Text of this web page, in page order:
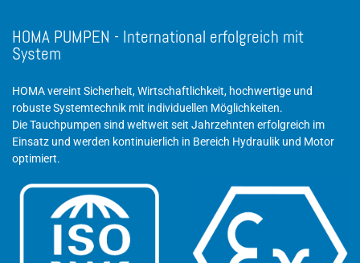
HOMA PUMPEN - International erfolgreich mit
System
HOMA vereint Sicherheit, Wirtschaftlichkeit, hochwertige und
robuste Systemtechnik mit individuellen Möglichkeiten.
Die Tauchpumpen sind weltweit seit Jahrzehnten erfolgreich im
Einsatz und werden kontinuierlich in Bereich Hydraulik und Motor
optimiert.